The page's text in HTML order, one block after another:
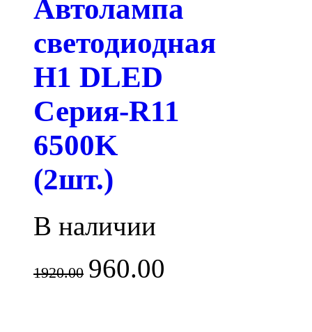
Автолампа
светодиодная
H1 DLED
Серия-R11
6500K
(2шт.)
В наличии
1920.00 960.00